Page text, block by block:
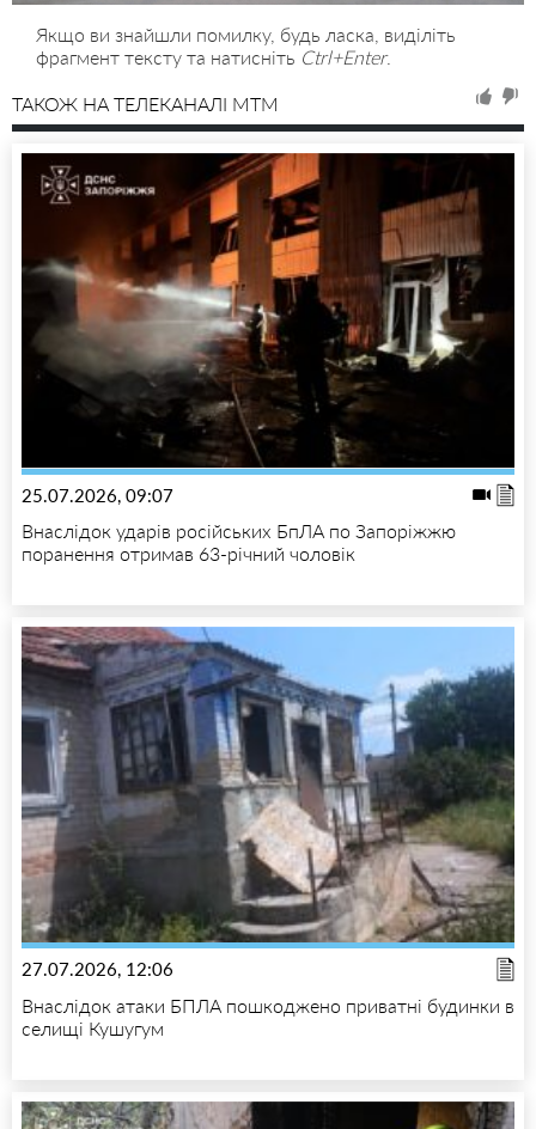
Якщо ви знайшли помилку, будь ласка, виділіть
фрагмент тексту та натисніть Ctrl+Enter.
ТАКОЖ НА ТЕЛЕКАНАЛІ MTM
25.07.2026, 09:07
Внаслідок ударів російських БпЛА по Запоріжжю
поранення отримав 63-річний чоловік
27.07.2026, 12:06
Внаслідок атаки БПЛА пошкоджено приватні будинки в
селищі Кушугум